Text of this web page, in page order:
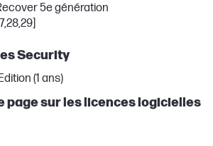
5e génération
Security
(1 ans)
page sur les licences logicielles